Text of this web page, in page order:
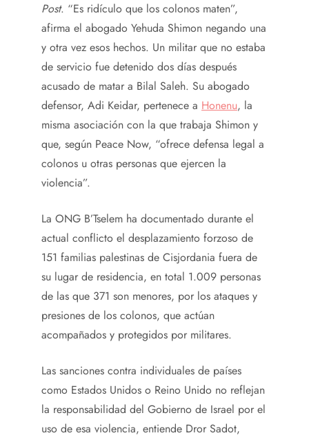
Post. “Es ridículo que los colonos maten”,
afirma el abogado Yehuda Shimon negando una
y otra vez esos hechos. Un militar que no estaba
de servicio fue detenido dos días después
acusado de matar a Bilal Saleh. Su abogado
defensor, Adi Keidar, pertenece a Honenu, la
misma asociación con la que trabaja Shimon y
que, según Peace Now, “ofrece defensa legal a
colonos u otras personas que ejercen la
violencia”.
La ONG B’Tselem ha documentado durante el
actual conflicto el desplazamiento forzoso de
151 familias palestinas de Cisjordania fuera de
su lugar de residencia, en total 1.009 personas
de las que 371 son menores, por los ataques y
presiones de los colonos, que actúan
acompañados y protegidos por militares.
Las sanciones contra individuales de países
como Estados Unidos o Reino Unido no reflejan
la responsabilidad del Gobierno de Israel por el
uso de esa violencia, entiende Dror Sadot,